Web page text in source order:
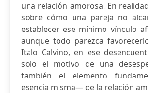
una relación amorosa. En
sobre cómo una pareja no
establecer ese mínimo vínculo
aunque todo parezca
Italo Calvino, en ese
solo el motivo de una
también el elemento
esencia misma— de la relación